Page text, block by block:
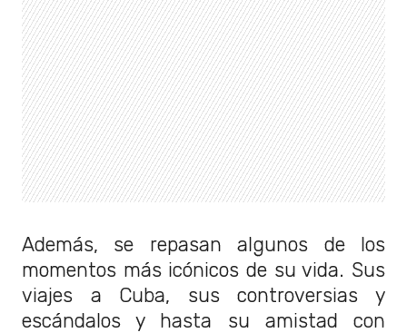
Además, se repasan algunos de los
momentos más icónicos de su vida. Sus
viajes a Cuba, sus controversias y
escándalos y hasta su amistad con